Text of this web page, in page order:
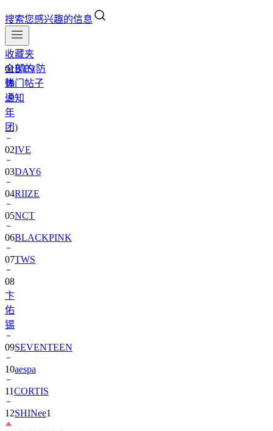
搜索您感兴趣的信息
收藏夹
全部的
热门帖子
通知
01BTS(防
弹
少
年
团)
02IVE
03DAY6
04RIIZE
05NCT
06BLACKPINK
07TWS
08
卞
佑
锡
09SEVENTEEN
10aespa
11CORTIS
12SHINee1